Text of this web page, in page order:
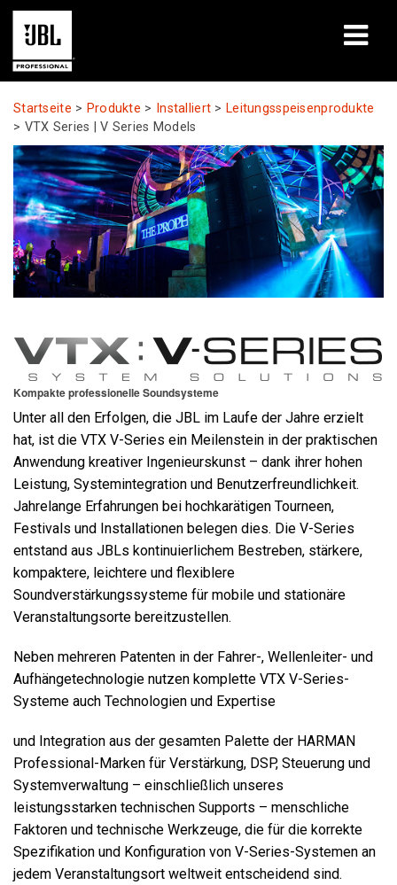
Produkte
Fallstudien
Lernsitzungen
Schulungen
Über uns
Support
Sprache/Region
Startseite > Produkte > Installiert > Leitungsspeisenprodukte
> VTX Series | V Series Models
Kompakte professionelle Soundsysteme
Unter all den Erfolgen, die JBL im Laufe der Jahre erzielt
hat, ist die VTX V-Series ein Meilenstein in der praktischen
Anwendung kreativer Ingenieurskunst – dank ihrer hohen
Leistung, Systemintegration und Benutzerfreundlichkeit.
Jahrelange Erfahrungen bei hochkarätigen Tourneen,
Festivals und Installationen belegen dies. Die V-Series
entstand aus JBLs kontinuierlichem Bestreben, stärkere,
kompaktere, leichtere und flexiblere
Soundverstärkungssysteme für mobile und stationäre
Veranstaltungsorte bereitzustellen.
Neben mehreren Patenten in der Fahrer-, Wellenleiter- und
Aufhängetechnologie nutzen komplette VTX V-Series-
Systeme auch Technologien und Expertise
und Integration aus der gesamten Palette der HARMAN
Professional-Marken für Verstärkung, DSP, Steuerung und
Systemverwaltung – einschließlich unseres
leistungsstarken technischen Supports – menschliche
Faktoren und technische Werkzeuge, die für die korrekte
Spezifikation und Konfiguration von V-Series-Systemen an
jedem Veranstaltungsort weltweit entscheidend sind.